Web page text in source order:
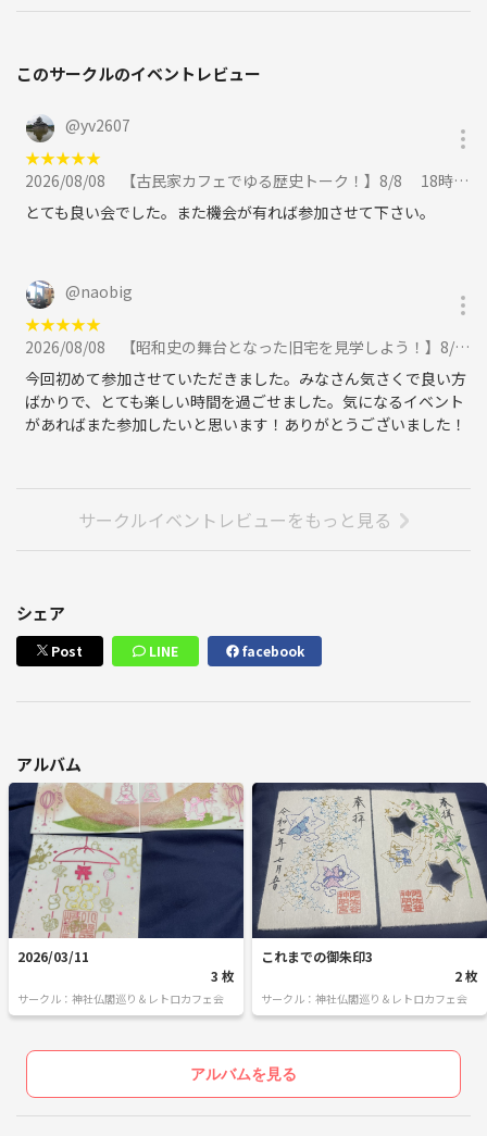
このサークルのイベントレビュー
@yv2607
★★★★★
2026/08/08
【古民家カフェでゆる歴史トーク！】8/8 18時半 神楽坂 そよや江戸端【参加費還元！】に参加
とても良い会でした。また機会が有れば参加させて下さい。
@naobig
★★★★★
2026/08/08
【昭和史の舞台となった旧宅を見学しよう！】8/8 9時半 荻窪 荻外荘 【常連の方参加費還元】に参加
今回初めて参加させていただきました。みなさん気さくで良い方
ばかりで、とても楽しい時間を過ごせました。気になるイベント
があればまた参加したいと思います！ありがとうございました！
サークルイベントレビューをもっと見る
シェア
Post LINE facebook
アルバム
2026/03/11
3 枚
サークル：神社仏閣巡り＆レトロカフェ会
これまでの御朱印3
2 枚
サークル：神社仏閣巡り＆レトロカフェ会
アルバムを見る